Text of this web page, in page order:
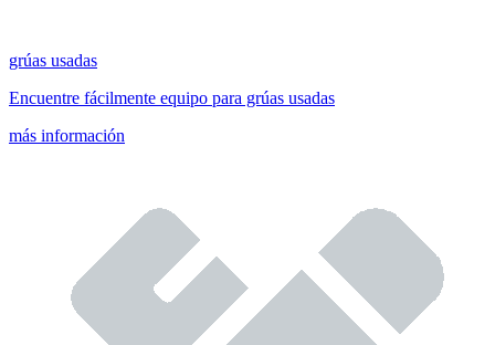
grúas usadas
Encuentre fácilmente equipo para grúas usadas
más información